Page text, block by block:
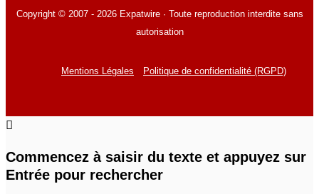
Copyright © 2007 - 2026 Expatwire · Toute reproduction interdite sans
autorisation
Mentions Légales Politique de confidentialité (RGPD)
Commencez à saisir du texte et appuyez sur
Entrée pour rechercher